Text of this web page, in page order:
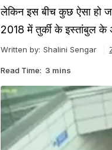
लेकिन इस बीच कुछ ऐसा हो
2018 में तुर्की के इस्तांबुल के
Written by: Shalini Sengar
Read Time: 3 mins